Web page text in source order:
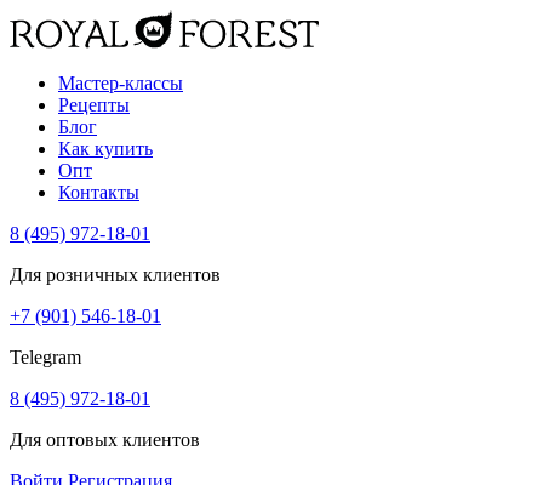
Мастер-классы
Рецепты
Блог
Как купить
Опт
Контакты
8 (495) 972-18-01
Для розничных клиентов
+7 (901) 546-18-01
Telegram
8 (495) 972-18-01
Для оптовых клиентов
Войти Регистрация